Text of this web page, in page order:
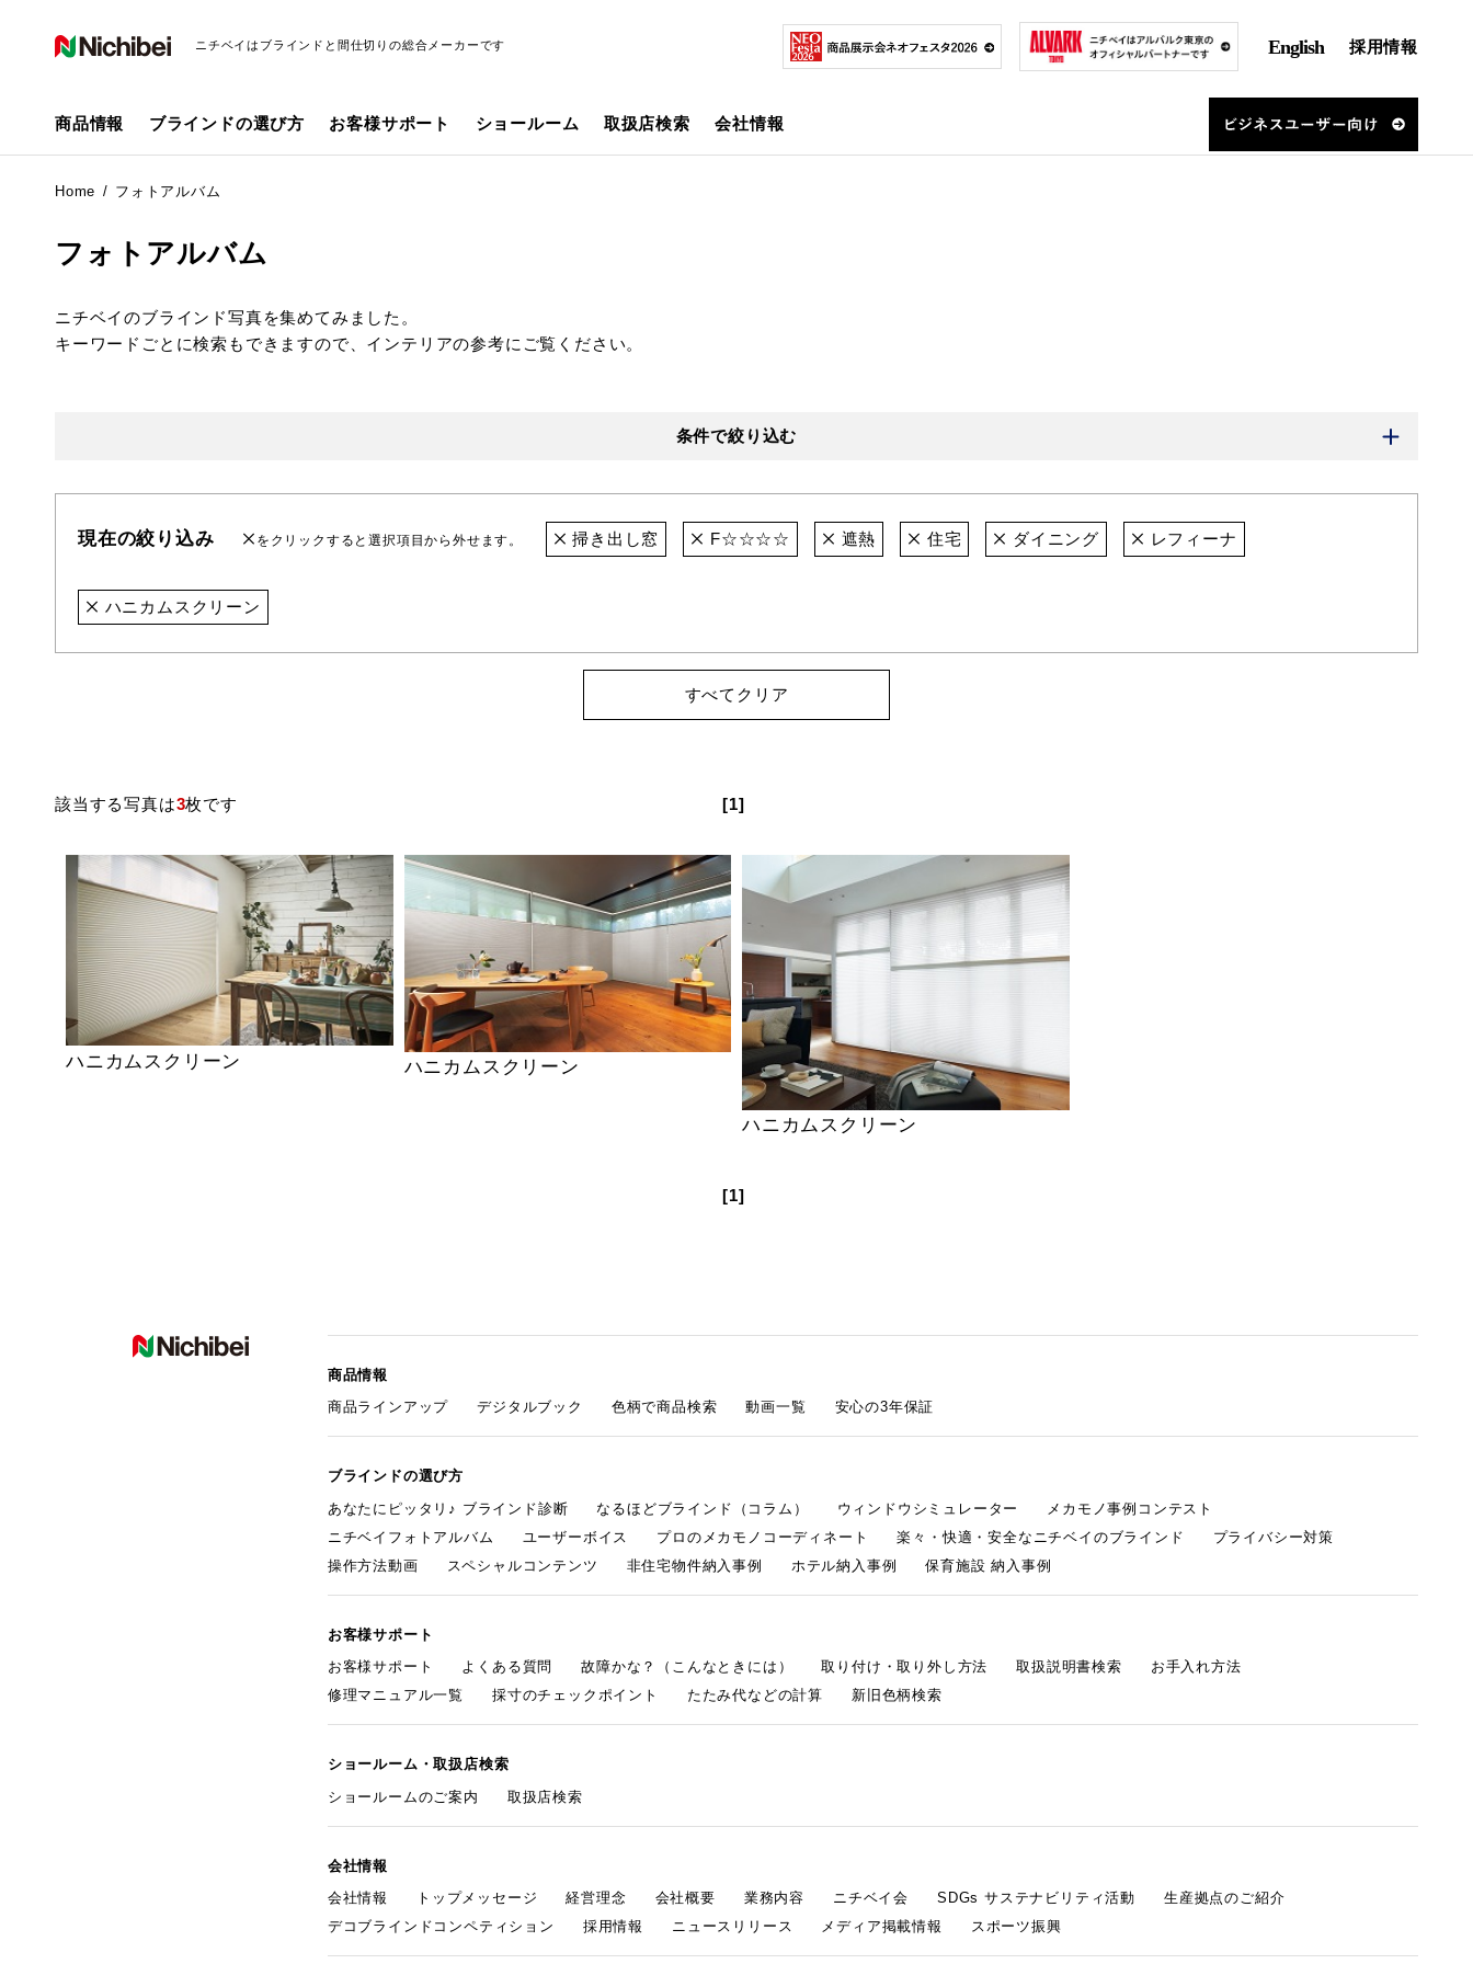
ニチベイはブラインドと間仕切りの総合メーカーです English 採用情報
商品情報 ブラインドの選び方 お客様サポート ショールーム 取扱店検索 会社情報
Home フォトアルバム
フォトアルバム
ニチベイのブラインド写真を集めてみました。
キーワードごとに検索もできますので、インテリアの参考にご覧ください。
条件で絞り込む
現在の絞り込み をクリックすると選択項目から外せます。 掃き出し窓 F☆☆☆☆ 遮熱 住宅 ダイニング レフィーナ
ハニカムスクリーン
すべてクリア
該当する写真は3枚です [1]
ハニカムスクリーン ハニカムスクリーン
ハニカムスクリーン
[1]
商品情報
商品ラインアップ
デジタルブック 色柄で商品検索 動画一覧 安心の3年保証
ブラインドの選び方
あなたにピッタリ♪ ブラインド診断
なるほどブラインド（コラム） ウィンドウシミュレーター
メカモノ事例コンテスト
ニチベイフォトアルバム
ユーザーボイス プロのメカモノコーディネート 楽々・快適・安全なニチベイのブラインド
プライバシー対策
操作方法動画
スペシャルコンテンツ 非住宅物件納入事例 ホテル納入事例 保育施設 納入事例
お客様サポート
お客様サポート
よくある質問 故障かな？（こんなときには） 取り付け・取り外し方法 取扱説明書検索
お手入れ方法
修理マニュアル一覧
採寸のチェックポイント たたみ代などの計算 新旧色柄検索
ショールーム・取扱店検索
ショールームのご案内
取扱店検索
会社情報
会社情報
トップメッセージ 経営理念 会社概要 業務内容 ニチベイ会 SDGs サステナビリティ活動
生産拠点のご紹介
デコブラインドコンペティション
採用情報 ニュースリリース メディア掲載情報 スポーツ振興